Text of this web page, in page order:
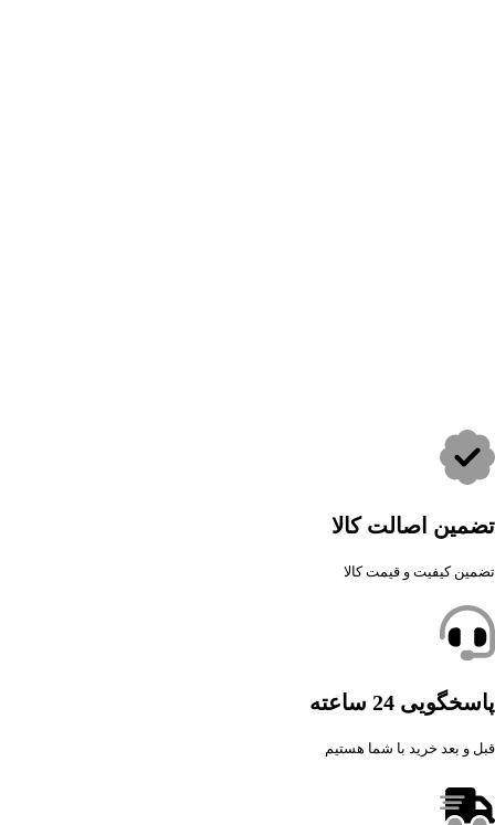
تضمین اصالت کالا
تضمین کیفیت و قیمت کالا
پاسخگویی 24 ساعته
قبل و بعد خرید با شما هستیم